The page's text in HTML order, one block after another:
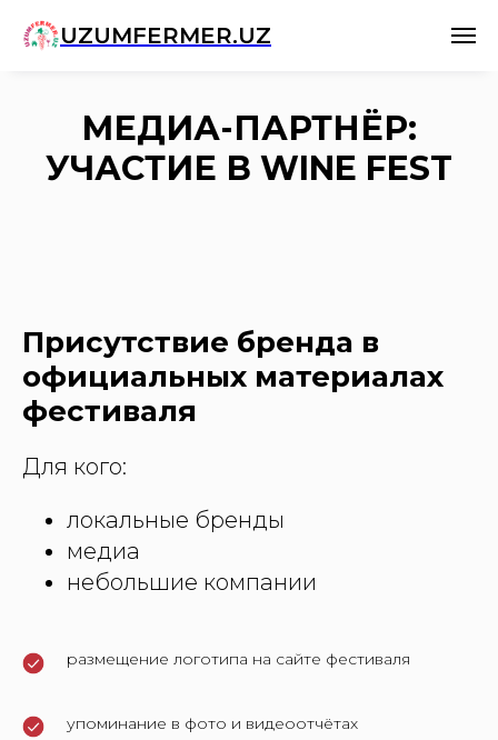
UZUMFERMER.UZ
МЕДИА-ПАРТНЁР:
УЧАСТИЕ В WINE FEST
Присутствие бренда в
официальных материалах
фестиваля
Для кого:
локальные бренды
медиа
небольшие компании
размещение логотипа на сайте фестиваля
упоминание в фото и видеоотчётах